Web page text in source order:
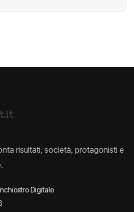
risultati, società, protagonisti e
Digitale